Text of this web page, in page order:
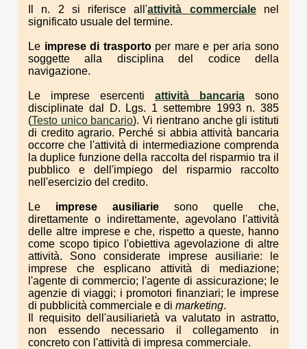
Il n. 2 si riferisce all'attività commercialenel
significato usuale del termine.
Le imprese di trasportoper mare e per aria sono
soggette alla disciplina del codice della
navigazione.
Le imprese esercenti attività bancaria sono
disciplinate dal D. Lgs. 1 settembre 1993 n. 385
(Testo unico bancario). Vi rientrano anche gli istituti
di credito agrario. Perché si abbia attività bancaria
occorre che l'attività di intermediazione comprenda
la duplice funzione della raccolta del risparmio tra il
pubblico e dell'impiego del risparmio raccolto
nell'esercizio del credito.
Le imprese ausiliarie sono quelle che,
direttamente o indirettamente, agevolano l'attività
delle altre imprese e che, rispetto a queste, hanno
come scopo tipico l'obiettiva agevolazione di altre
attività. Sono considerate imprese ausiliarie: le
imprese che esplicano attività di mediazione;
l'agente di commercio; l'agente di assicurazione; le
agenzie di viaggi; i promotori finanziari; le imprese
di pubblicità commerciale e di marketing.
Il requisito dell'ausiliarietà va valutato in astratto,
non essendo necessario il collegamento in
concreto con l'attività di impresa commerciale.